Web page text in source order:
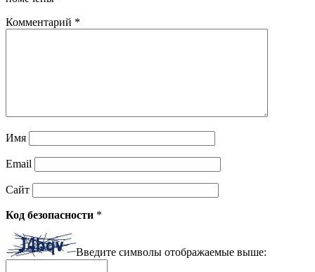
Комментарий *
Имя
Email
Сайт
Код безопасности *
Введите символы отображаемые выше: